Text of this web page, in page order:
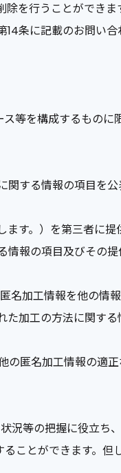
を行うことができま
条に記載のお問い合
等を構成するものに
関する情報の項目を公
す。）を第三者に提
情報の項目及びその
名加工情報を他の情
た加工の方法に関す
の匿名加工情報の適
況等の把握に役立ち
ことができます。但し